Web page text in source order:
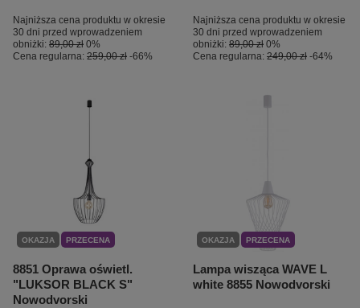
Najniższa cena produktu w okresie
30 dni przed wprowadzeniem
obniżki: 89,00 zł 0%
Cena regularna: 259,00 zł -66%
Najniższa cena produktu w okresie
30 dni przed wprowadzeniem
obniżki: 89,00 zł 0%
Cena regularna: 249,00 zł -64%
OKAZJA PRZECENA
8851 Oprawa oświetl.
"LUKSOR BLACK S"
Nowodvorski
OKAZJA PRZECENA
Lampa wisząca WAVE L
white 8855 Nowodvorski